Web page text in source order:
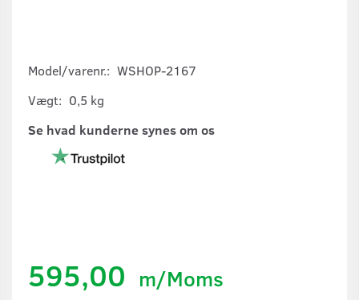
Model/varenr.: WSHOP-2167
Vægt: 0,5 kg
Se hvad kunderne synes om os
595,00 m/Moms